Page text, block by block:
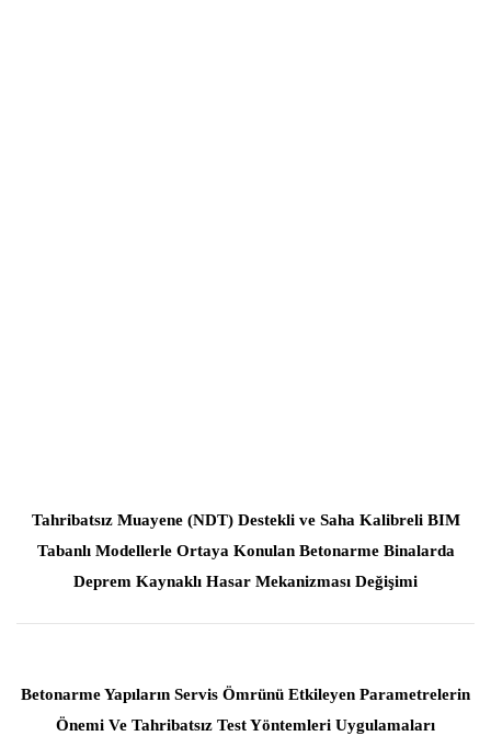
Tahribatsız Muayene (NDT) Destekli ve Saha Kalibreli BIM
Tabanlı Modellerle Ortaya Konulan Betonarme Binalarda
Deprem Kaynaklı Hasar Mekanizması Değişimi
Betonarme Yapıların Servis Ömrünü Etkileyen Parametrelerin
Önemi Ve Tahribatsız Test Yöntemleri Uygulamaları